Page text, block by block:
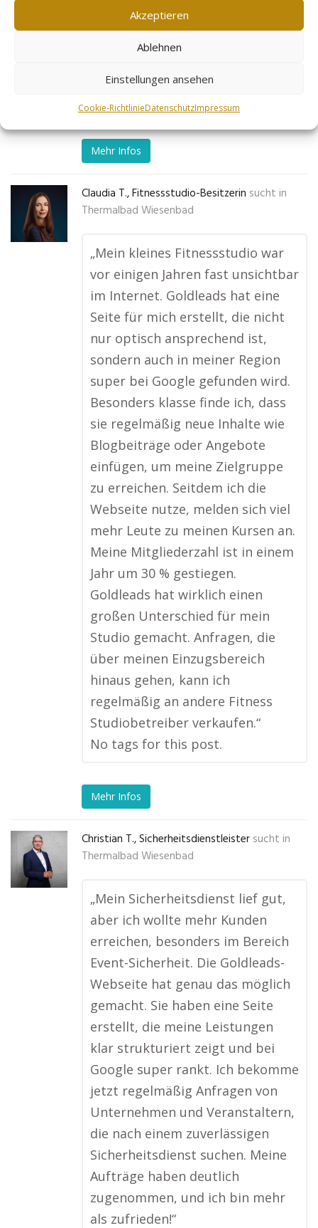
Akzeptieren
Ablehnen
Einstellungen ansehen
Cookie-RichtlinieDatenschutzImpressum
Monaten um 50 % gestiegen. Es
fühlt sich an, als hätte mein
Geschäft endlich einen richtigen
Schub bekommen!“
Mehr Infos
Claudia T., Fitnessstudio-Besitzerin sucht in
Thermalbad Wiesenbad
„Mein kleines Fitnessstudio war
vor einigen Jahren fast unsichtbar
im Internet. Goldleads hat eine
Seite für mich erstellt, die nicht
nur optisch ansprechend ist,
sondern auch in meiner Region
super bei Google gefunden wird.
Besonders klasse finde ich, dass
sie regelmäßig neue Inhalte wie
Blogbeiträge oder Angebote
einfügen, um meine Zielgruppe
zu erreichen. Seitdem ich die
Webseite nutze, melden sich viel
mehr Leute zu meinen Kursen an.
Meine Mitgliederzahl ist in einem
Jahr um 30 % gestiegen.
Goldleads hat wirklich einen
großen Unterschied für mein
Studio gemacht. Anfragen, die
über meinen Einzugsbereich
hinaus gehen, kann ich
regelmäßig an andere Fitness
Studiobetreiber verkaufen.“
No tags for this post.
Mehr Infos
Christian T., Sicherheitsdienstleister sucht in
Thermalbad Wiesenbad
„Mein Sicherheitsdienst lief gut,
aber ich wollte mehr Kunden
erreichen, besonders im Bereich
Event-Sicherheit. Die Goldleads-
Webseite hat genau das möglich
gemacht. Sie haben eine Seite
erstellt, die meine Leistungen
klar strukturiert zeigt und bei
Google super rankt. Ich bekomme
jetzt regelmäßig Anfragen von
Unternehmen und Veranstaltern,
die nach einem zuverlässigen
Sicherheitsdienst suchen. Meine
Aufträge haben deutlich
zugenommen, und ich bin mehr
als zufrieden!“